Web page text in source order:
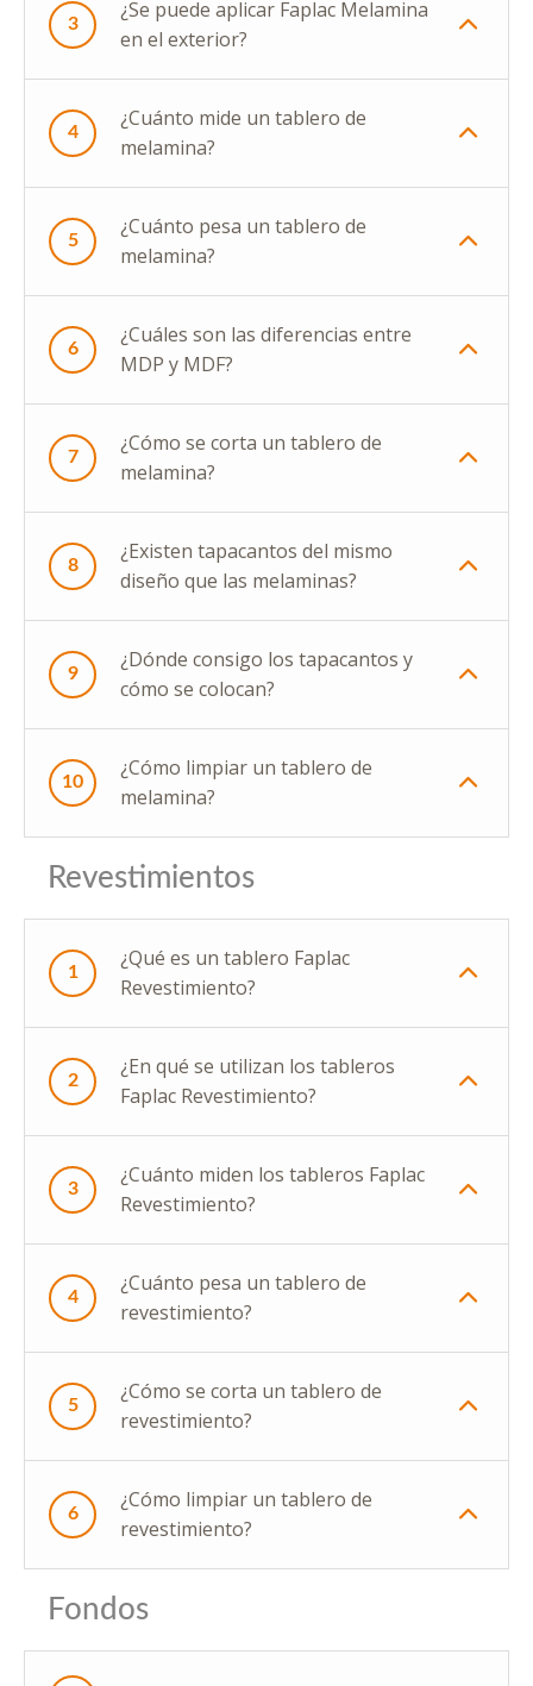
3
¿Se puede aplicar Faplac Melamina
en el exterior?
4
¿Cuánto mide un tablero de
melamina?
5
¿Cuánto pesa un tablero de
melamina?
6
¿Cuáles son las diferencias entre
MDP y MDF?
7
¿Cómo se corta un tablero de
melamina?
8
¿Existen tapacantos del mismo
diseño que las melaminas?
9
¿Dónde consigo los tapacantos y
cómo se colocan?
10
¿Cómo limpiar un tablero de
melamina?
Revestimientos
1
¿Qué es un tablero Faplac
Revestimiento?
2
¿En qué se utilizan los tableros
Faplac Revestimiento?
3
¿Cuánto miden los tableros Faplac
Revestimiento?
4
¿Cuánto pesa un tablero de
revestimiento?
5
¿Cómo se corta un tablero de
revestimiento?
6
¿Cómo limpiar un tablero de
revestimiento?
Fondos